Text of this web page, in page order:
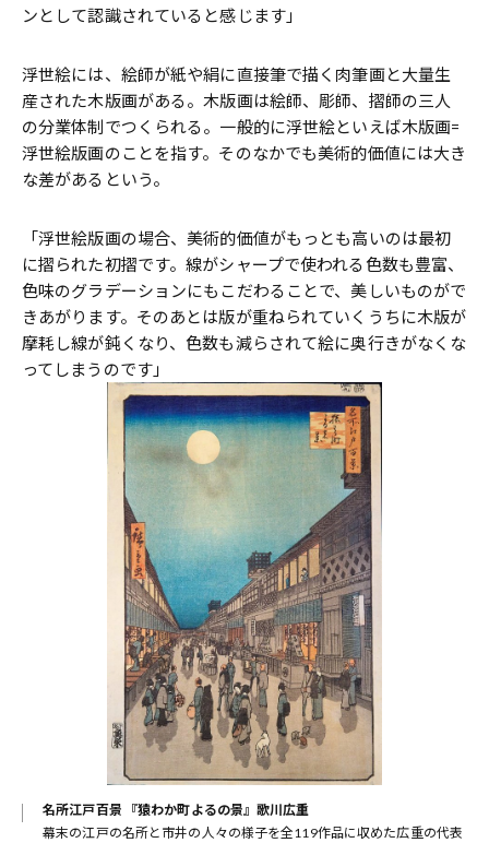
ンとして認識されていると感じます」
浮世絵には、絵師が紙や絹に直接筆で描く肉筆画と大量生
産された木版画がある。木版画は絵師、彫師、摺師の三人
の分業体制でつくられる。一般的に浮世絵といえば木版画=
浮世絵版画のことを指す。そのなかでも美術的価値には大き
な差があるという。
「浮世絵版画の場合、美術的価値がもっとも高いのは最初
に摺られた初摺です。線がシャープで使われる色数も豊富、
色味のグラデーションにもこだわることで、美しいものがで
きあがります。そのあとは版が重ねられていくうちに木版が
摩耗し線が鈍くなり、色数も減らされて絵に奥行きがなくな
ってしまうのです」
名所江戸百景 『猿わか町よるの景』歌川広重
幕末の江戸の名所と市井の人々の様子を全119作品に収めた広重の代表